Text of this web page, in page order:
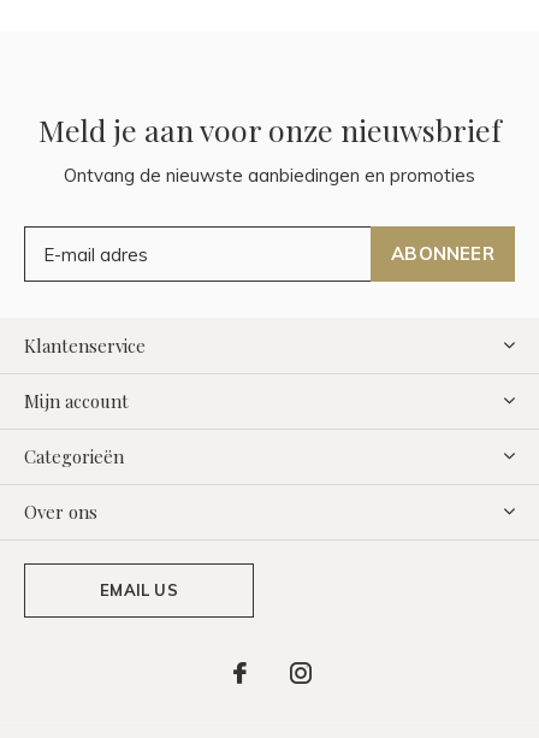
Meld je aan voor onze nieuwsbrief
Ontvang de nieuwste aanbiedingen en promoties
ABONNEER
Klantenservice
Mijn account
Categorieën
Over ons
EMAIL US